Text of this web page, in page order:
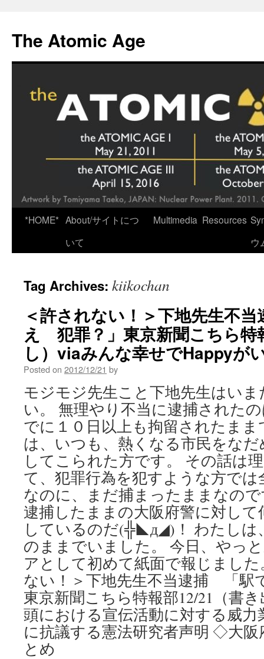
content
The Atomic Age
*HOME* About/サイトにつ
いて
Multimedia Resources
ウ
Tag Archives: kiikochan
＜許されない！＞下地先生不
え 犯罪？」東京新聞こちら特
し）viaみんな幸せでHappyが
Posted on 2012/12/21 by
モジモジ先生こと下地先生はい
い。 無理やり不当に逮捕された
でに１０日以上も拘留されたまま
は、いつも、熱くなる市民をな
してこられた方です。 その話は
て、犯罪行為を犯すような方で
なのに、まだ捕まったままなの
逮捕したままの大阪府警に対し
しているのだ(╬◣д◢)！ わたしは
のままでいました。 今日、やっ
アとして初めて紙面で報じまし
ない！＞下地先生不当逮捕 「
東京新聞こちら特報部12/21（書
頭における宣伝活動に対する威力
に抗議する憲法研究者声明 ◇大
とめ